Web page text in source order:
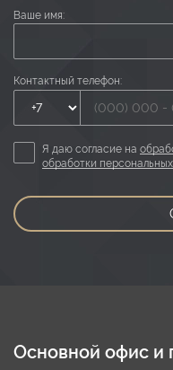
Ваше имя:
Контактный телефон:
Я даю согласие на
обработки
Основной офис и